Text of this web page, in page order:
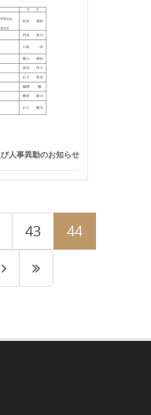
人事異動のお知らせ
43
44